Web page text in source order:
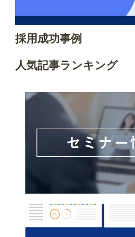
採用成功事例
人気記事ランキング